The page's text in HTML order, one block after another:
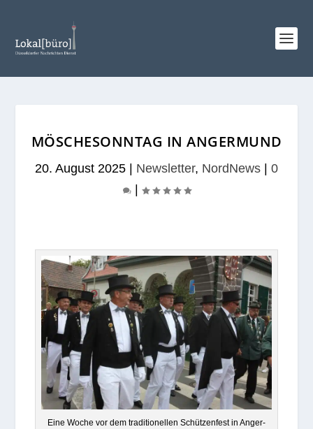
MÖSCHESONNTAG IN ANGERMUND
20. August 2025 Newsletter, NordNews
0
|
Eine Woche vor dem tra­di­tio­nel­len Schüt­zen­fest in Anger­